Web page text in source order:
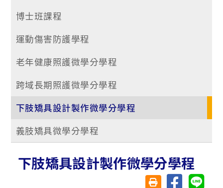
博士班課程
運動傷害防護學程
老年健康照護微學分學程
跨域長期照護微學分學程
下肢矯具設計製作微學分學程
義肢矯具微學分學程
下肢矯具設計製作微學分學程
友善列印(另開視窗)
分享至臉書分享